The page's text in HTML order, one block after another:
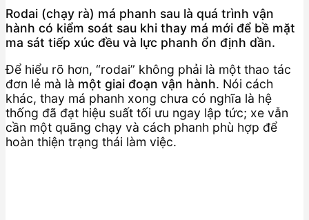
Rodai (chạy rà) má phanh sau là quá trình vận
hành có kiểm soát sau khi thay má mới để bề mặt
ma sát tiếp xúc đều và lực phanh ổn định dần.
Để hiểu rõ hơn, “rodai” không phải là một thao tác
đơn lẻ mà là một giai đoạn vận hành. Nói cách
khác, thay má phanh xong chưa có nghĩa là hệ
thống đã đạt hiệu suất tối ưu ngay lập tức; xe vẫn
cần một quãng chạy và cách phanh phù hợp để
hoàn thiện trạng thái làm việc.